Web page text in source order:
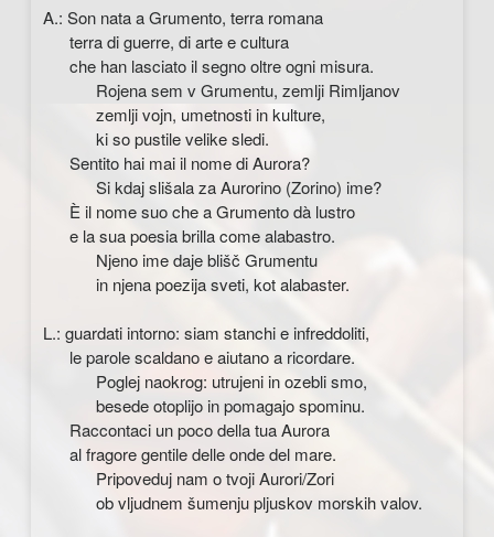
A.: Son nata a Grumento, terra romana
terra di guerre, di arte e cultura
che han lasciato il segno oltre ogni misura.
Rojena sem v Grumentu, zemlji Rimljanov
zemlji vojn, umetnosti in kulture,
ki so pustile velike sledi.
Sentito hai mai il nome di Aurora?
Si kdaj slišala za Aurorino (Zorino) ime?
È il nome suo che a Grumento dà lustro
e la sua poesia brilla come alabastro.
Njeno ime daje blišč Grumentu
in njena poezija sveti, kot alabaster.
L.: guardati intorno: siam stanchi e infreddoliti,
le parole scaldano e aiutano a ricordare.
Poglej naokrog: utrujeni in ozebli smo,
besede otoplijo in pomagajo spominu.
Raccontaci un poco della tua Aurora
al fragore gentile delle onde del mare.
Pripoveduj nam o tvoji Aurori/Zori
ob vljudnem šumenju pljuskov morskih valov.